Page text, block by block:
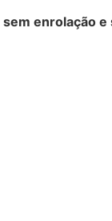
sem enrolação